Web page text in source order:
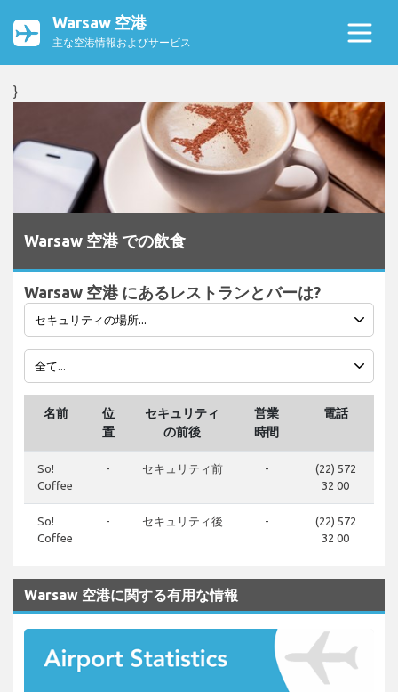
Warsaw 空港
主な空港情報およびサービス
}
Warsaw 空港 での飲食
Warsaw 空港 にあるレストランとバーは?
名前
位
置
セキュリティ
の前後
営業
時間
電話
So!
Coffee
- セキュリティ前 -
(22) 572
32 00
So!
Coffee
- セキュリティ後 -
(22) 572
32 00
Warsaw 空港に関する有用な情報